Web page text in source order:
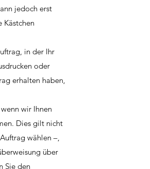
jedoch erst
Kästchen
in der Ihr
oder
erhalten haben,
wir Ihnen
Dies gilt nicht
wählen –,
über
Sie den